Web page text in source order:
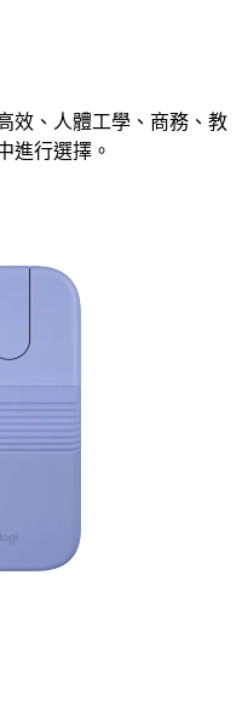
效、人體工學、商務、教
進行選擇。